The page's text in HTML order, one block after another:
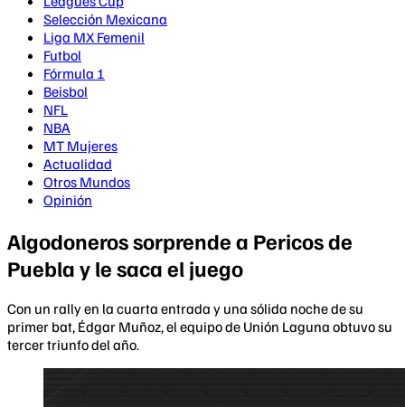
Selección Mexicana
Liga MX Femenil
Futbol
Fórmula 1
Beisbol
NFL
NBA
MT Mujeres
Actualidad
Otros Mundos
Opinión
Algodoneros sorprende a Pericos de
Puebla y le saca el juego
Con un rally en la cuarta entrada y una sólida noche de su
primer bat, Édgar Muñoz, el equipo de Unión Laguna obtuvo su
tercer triunfo del año.